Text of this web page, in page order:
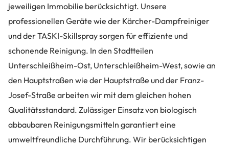
jeweiligen Immobilie berücksichtigt. Unsere
professionellen Geräte wie der Kärcher-Dampfreiniger
und der TASKI-Skillspray sorgen für effiziente und
schonende Reinigung. In den Stadtteilen
Unterschleißheim-Ost, Unterschleißheim-West, sowie an
den Hauptstraßen wie der Hauptstraße und der Franz-
Josef-Straße arbeiten wir mit dem gleichen hohen
Qualitätsstandard. Zulässiger Einsatz von biologisch
abbaubaren Reinigungsmitteln garantiert eine
umweltfreundliche Durchführung. Wir berücksichtigen